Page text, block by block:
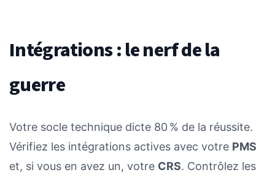
Intégrations : le nerf de la
guerre
Votre socle technique dicte 80 % de la réussite.
Vérifiez les intégrations actives avec votre PMS
et, si vous en avez un, votre CRS. Contrôlez les